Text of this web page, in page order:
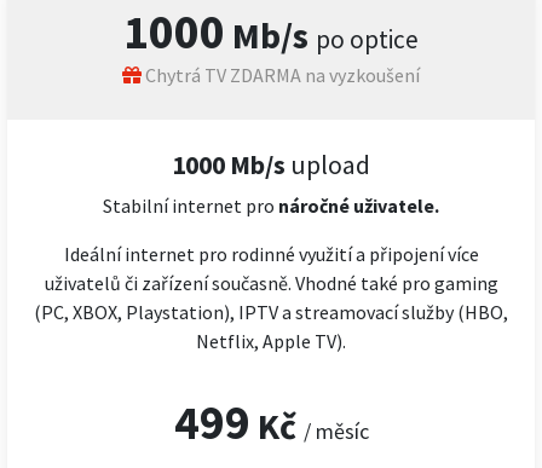
1000 Mb/s po optice
Chytrá TV ZDARMA na vyzkoušení
1000 Mb/s upload
Stabilní internet pro náročné uživatele.
Ideální internet pro rodinné využití a připojení více
uživatelů či zařízení současně. Vhodné také pro gaming
(PC, XBOX, Playstation), IPTV a streamovací služby (HBO,
Netflix, Apple TV).
499 Kč / měsíc